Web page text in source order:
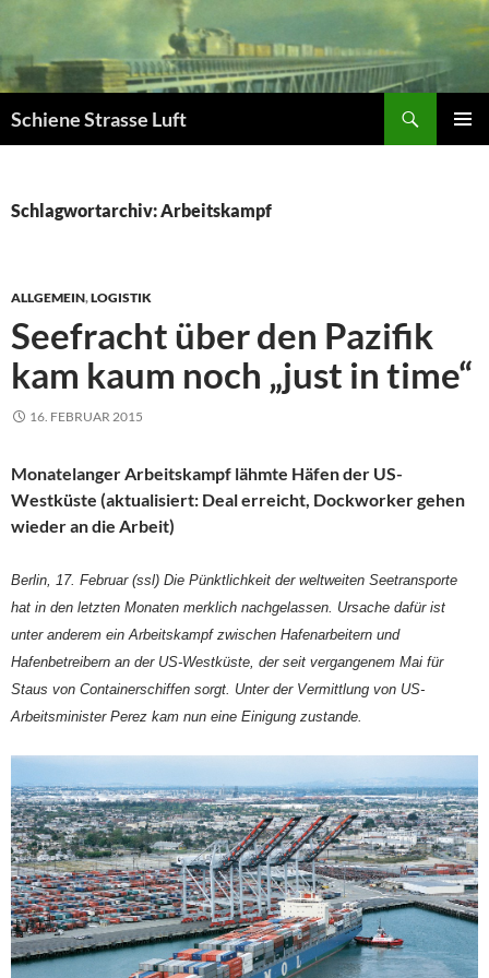
springen
Schiene Strasse Luft
Schlagwortarchiv: Arbeitskampf
ALLGEMEIN,LOGISTIK
Seefracht über den Pazifik
kam kaum noch „just in time“
16. FEBRUAR 2015
Monatelanger Arbeitskampf lähmte Häfen der US-
Westküste (aktualisiert: Deal erreicht, Dockworker gehen
wieder an die Arbeit)
Berlin, 17. Februar (ssl) Die Pünktlichkeit der weltweiten Seetransporte
hat in den letzten Monaten merklich nachgelassen. Ursache dafür ist
unter anderem ein Arbeitskampf zwischen Hafenarbeitern und
Hafenbetreibern an der US-Westküste, der seit vergangenem Mai für
Staus von Containerschiffen sorgt. Unter der Vermittlung von US-
Arbeitsminister Perez kam nun eine Einigung zustande.